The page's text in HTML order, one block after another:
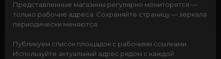
Представленные магазины регулярно мониторятся —
только рабочие адреса. Сохраняйте страницу — зеркала
периодически меняются.
Публикуем список площадок с рабочими ссылками.
Используйте актуальный адрес рядом с каждой